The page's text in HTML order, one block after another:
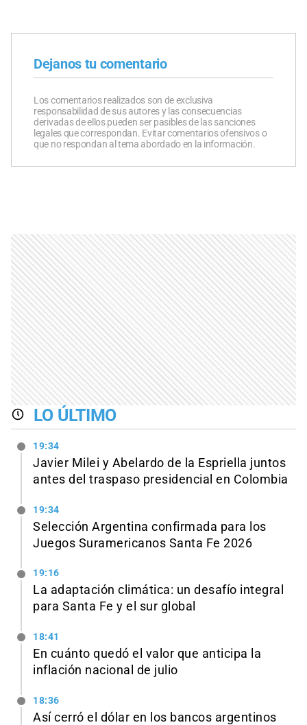
Dejanos tu comentario
Los comentarios realizados son de exclusiva
responsabilidad de sus autores y las consecuencias
derivadas de ellos pueden ser pasibles de las sanciones
legales que correspondan. Evitar comentarios ofensivos o
que no respondan al tema abordado en la información.
LO ÚLTIMO
19:34
Javier Milei y Abelardo de la Espriella juntos
antes del traspaso presidencial en Colombia
19:34
Selección Argentina confirmada para los
Juegos Suramericanos Santa Fe 2026
19:16
La adaptación climática: un desafío integral
para Santa Fe y el sur global
18:41
En cuánto quedó el valor que anticipa la
inflación nacional de julio
18:36
Así cerró el dólar en los bancos argentinos